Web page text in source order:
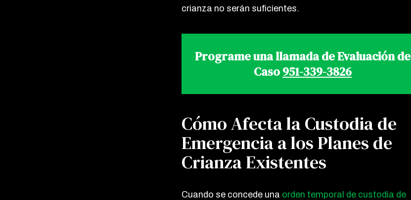
crianza no serán suficientes.
Programe una llamada de Evaluación de
Caso951-339-3826
Cómo Afecta la Custodia de
Emergencia a los Planes de
Crianza Existentes
Cuando se concede una orden temporal de custodia de